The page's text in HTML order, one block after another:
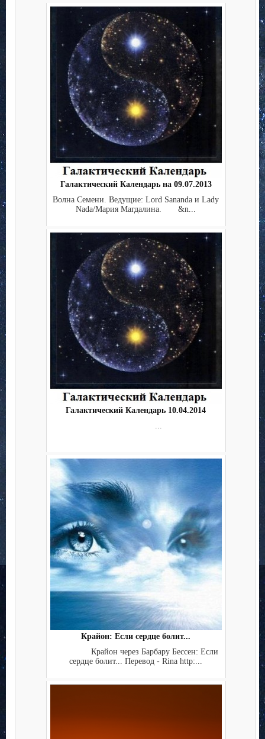
Галактический Календарь на 09.07.2013
Волна Семени. Ведущие: Lord Sananda и Lady
Nada/Мария Магдалина. &n...
Галактический Календарь 10.04.2014
...
Крайон: Если сердце болит...
Крайон через Барбару Бессен: Если
сердце болит... Перевод - Rina http:...